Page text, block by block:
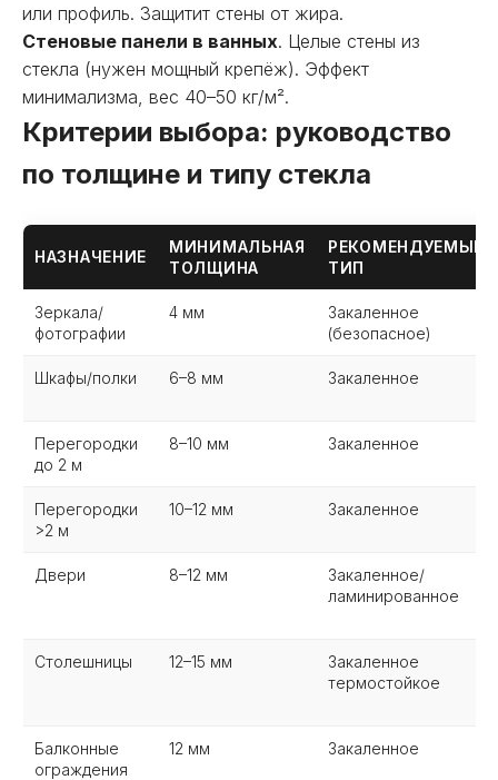
или профиль. Защитит стены от жира.
Стеновые панели в ванных. Целые стены из
стекла (нужен мощный крепёж). Эффект
минимализма, вес 40–50 кг/м².
Критерии выбора: руководство
по толщине и типу стекла
НАЗНАЧЕНИЕ
МИНИМАЛЬНАЯ
ТОЛЩИНА
РЕКОМЕНДУЕМЫЙ
ТИП
Зеркала/
фотографии
4 мм
Закаленное
(безопасное)
Шкафы/полки 6–8 мм Закаленное
Перегородки
до 2 м
8–10 мм Закаленное
Перегородки
>2 м
10–12 мм Закаленное
Двери 8–12 мм
Закаленное/
ламинированное
Столешницы 12–15 мм
Закаленное
термостойкое
Балконные
ограждения
12 мм Закаленное